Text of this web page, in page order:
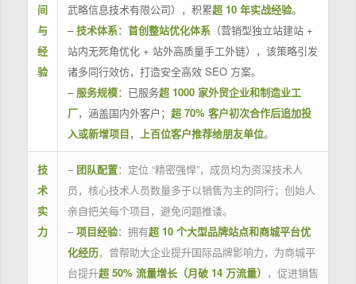
间
与
经
验
武略信息技术有限公司），积累超 10 年实战经验。
–技术体系： 首创整站优化体系（营销型独立站建站 +
站内无死角优化 + 站外高质量手工外链），该策略引发
诸多同行效仿，打造安全高效 SEO 方案。
– 服务规模：已服务超 1000 家外贸企业和制造业工
厂，涵盖国内外客户； 超 70% 客户初次合作后追加投
入或新增项目， 上百位客户推荐给朋友单位。
技
术
实
力
– 团队配置：定位 “精密强悍”，成员均为资深技术人
员，核心技术人员数量多于以销售为主的同行；创始人
亲自把关每个项目，避免问题推诿。
– 项目经验：拥有超 10 个大型品牌站点和商城平台优
化经历，曾帮助大企业提升国际品牌影响力，为商城平
台提升超 50% 流量增长（月破 14 万流量） ，促进销售